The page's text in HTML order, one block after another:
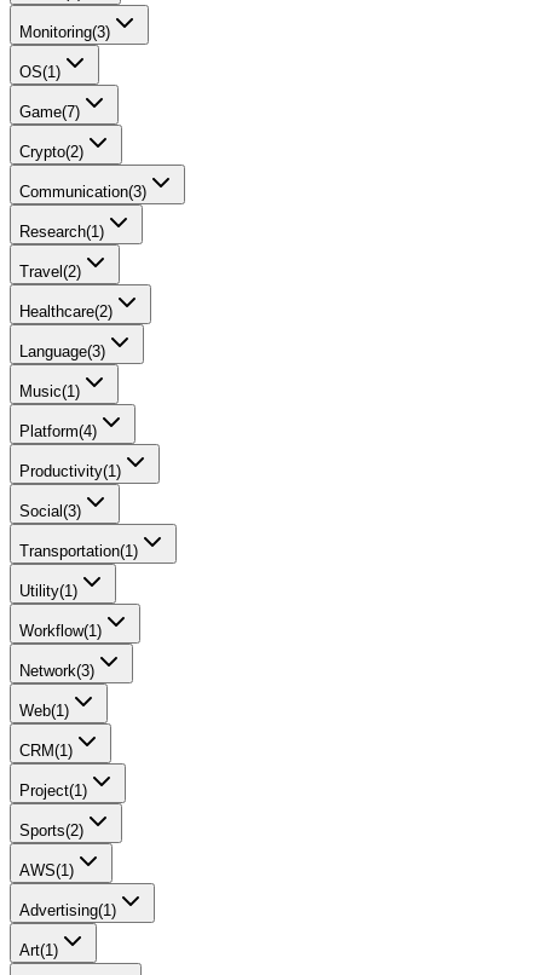
Monitoring(3)
OS(1)
Game(7)
Crypto(2)
Communication(3)
Research(1)
Travel (2)
Healthcare(2)
Language(3)
Music(1)
Platform(4)
Productivity(1)
Social(3)
Transportation(1)
Utility(1)
Workflow(1)
Network(3)
Web(1)
CRM(1)
Project(1)
Sports(2)
AWS(1)
Advertising(1)
Art(1)